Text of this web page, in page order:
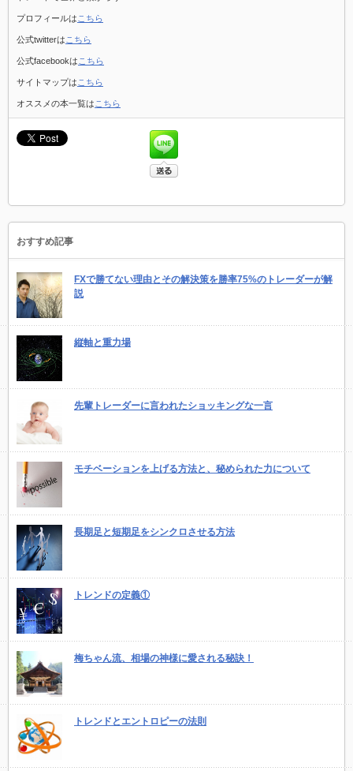
プロフィールは こちら
公式twitterは こちら
公式facebookは こちら
サイトマップは こちら
オススメの本一覧は こちら
おすすめ記事
FXで勝てない理由とその解決策を勝率75%のトレーダーが解
説
縦軸と重力場
先輩トレーダーに言われたショッキングな一言
モチベーションを上げる方法と、秘められた力について
長期足と短期足をシンクロさせる方法
トレンドの定義①
梅ちゃん流、相場の神様に愛される秘訣！
トレンドとエントロピーの法則